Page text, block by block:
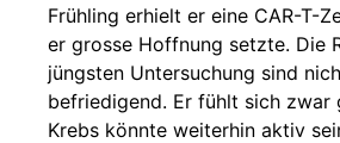
Frühling erhielt er eine CAR-T-
er grosse Hoffnung setzte. Die
jüngsten Untersuchung sind
befriedigend. Er fühlt sich zwar
Krebs könnte weiterhin aktiv